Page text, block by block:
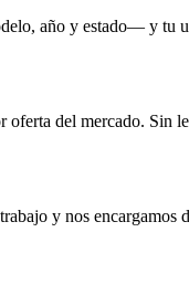
año y estado— y tu
del mercado. Sin
y nos encargamos